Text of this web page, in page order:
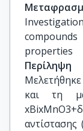
properties
Περίληψη
και τη
αντίστασης